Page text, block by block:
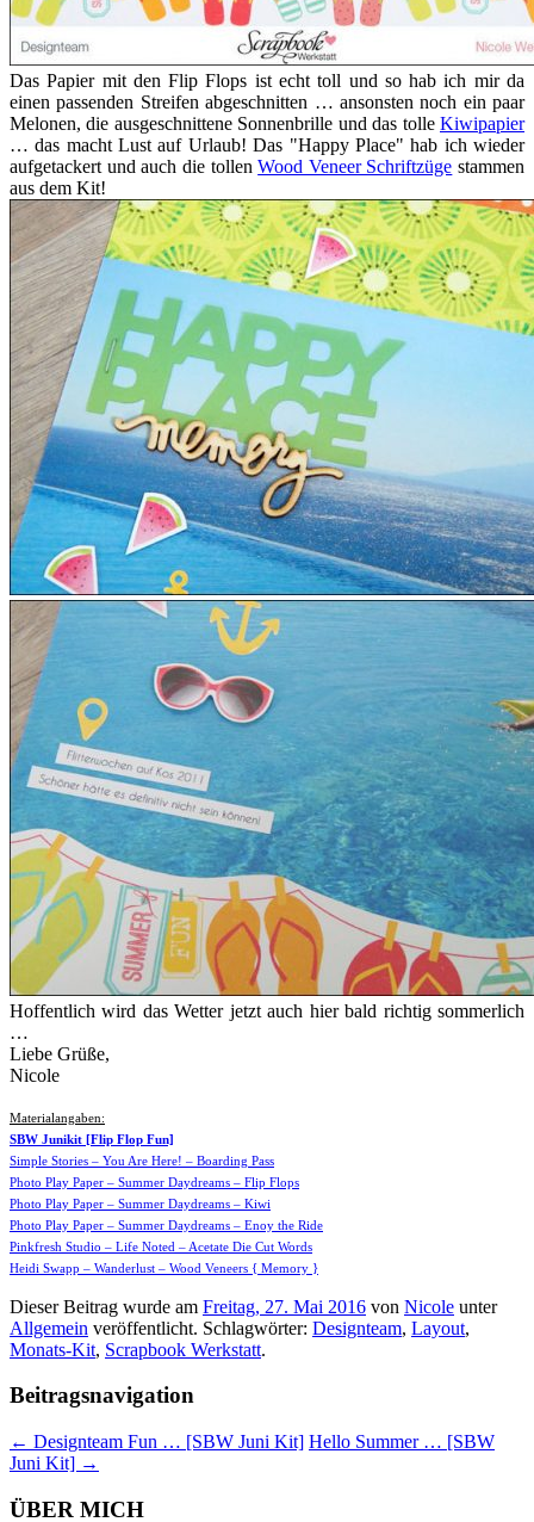
Das Papier mit den Flip Flops ist echt toll und so hab ich mir da
einen passenden Streifen abgeschnitten … ansonsten noch ein paar
Melonen, die ausgeschnittene Sonnenbrille und das tolle Kiwipapier
… das macht Lust auf Urlaub! Das "Happy Place" hab ich wieder
aufgetackert und auch die tollenWood Veneer Schriftzüge stammen
aus dem Kit!
Hoffentlich wird das Wetter jetzt auch hier bald richtig sommerlich
…
Liebe Grüße,
Nicole
Materialangaben:
SBW Junikit [Flip Flop Fun]
Simple Stories – You Are Here! – Boarding Pass
Photo Play Paper – Summer Daydreams – Flip Flops
Photo Play Paper – Summer Daydreams – Kiwi
Photo Play Paper – Summer Daydreams – Enoy the Ride
Pinkfresh Studio – Life Noted – Acetate Die Cut Words
Heidi Swapp – Wanderlust – Wood Veneers { Memory }
Dieser Beitrag wurde am Freitag, 27. Mai 2016 von Nicole unter
Allgemein veröffentlicht. Schlagwörter: Designteam, Layout,
Monats-Kit, Scrapbook Werkstatt.
Beitragsnavigation
← Designteam Fun … [SBW Juni Kit] Hello Summer … [SBW
Juni Kit] →
ÜBER MICH